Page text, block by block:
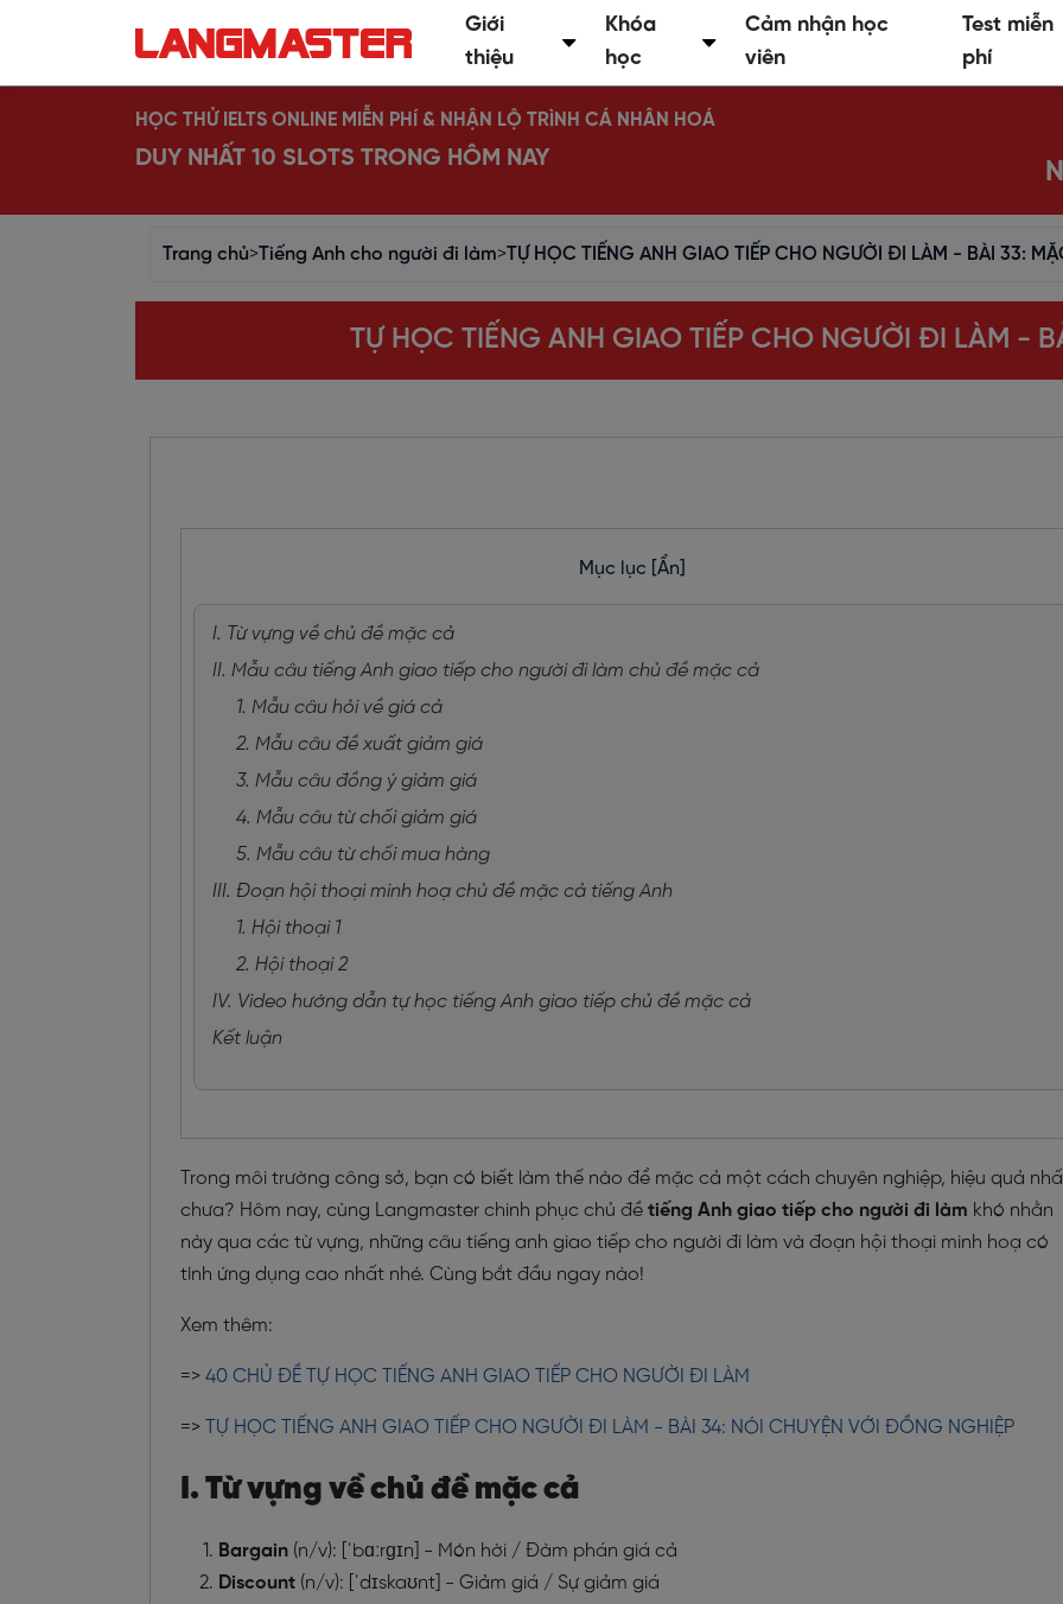
Giới
thiệu
Khóa
học
Cảm nhận học
viên
Test miễn
phí
HỌC THỬ IELTS ONLINE MIỄN PHÍ & NHẬN LỘ TRÌNH CÁ NHÂN HOÁ
DUY NHẤT 10 SLOTS TRONG HÔM NAY
Trang chủ>Tiếng Anh cho người đi làm>TỰ HỌC TIẾNG ANH GIAO TIẾP CHO NGƯỜI ĐI LÀM - BÀI 33:
TỰ HỌC TIẾNG ANH GIAO TIẾP CHO NGƯỜI ĐI LÀM -
Mục lục [Ẩn]
I. Từ vựng về chủ đề mặc cả
II. Mẫu câu tiếng Anh giao tiếp cho người đi làm chủ đề mặc cả
1. Mẫu câu hỏi về giá cả
2. Mẫu câu đề xuất giảm giá
3. Mẫu câu đồng ý giảm giá
4. Mẫu câu từ chối giảm giá
5. Mẫu câu từ chối mua hàng
III. Đoạn hội thoại minh hoạ chủ đề mặc cả tiếng Anh
1. Hội thoại 1
2. Hội thoại 2
IV. Video hướng dẫn tự học tiếng Anh giao tiếp chủ đề mặc cả
Kết luận
Trong môi trường công sở, bạn có biết làm thế nào để mặc cả một cách chuyên nghiệp, hiệu quả
chưa? Hôm nay, cùng Langmaster chinh phục chủ đề tiếng Anh giao tiếp cho người đi làm khó nhằn
này qua các từ vựng, những câu tiếng anh giao tiếp cho người đi làm và đoạn hội thoại minh hoạ có
tính ứng dụng cao nhất nhé. Cùng bắt đầu ngay nào!
Xem thêm:
=> 40 CHỦ ĐỀ TỰ HỌC TIẾNG ANH GIAO TIẾP CHO NGƯỜI ĐI LÀM
=> TỰ HỌC TIẾNG ANH GIAO TIẾP CHO NGƯỜI ĐI LÀM - BÀI 34: NÓI CHUYỆN VỚI ĐỒNG NGHIỆP
I. Từ vựng về chủ đề mặc cả
Bargain (n/v): [ˈbɑːrɡɪn] - Món hời / Đàm phán giá cả
Discount (n/v): [ˈdɪskaʊnt] - Giảm giá / Sự giảm giá